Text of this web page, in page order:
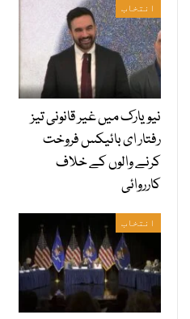
انتخاب
نیویارک میں غیر قانونی تیز
رفتار ای بائیکس فروخت
کرنے والوں کے خلاف
کارروائی
انتخاب